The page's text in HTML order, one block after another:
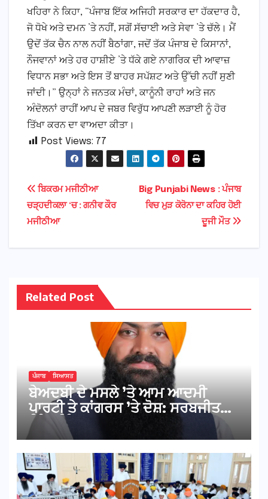
ਖਹਿਰਾ ਨੇ ਕਿਹਾ, “ਪੰਜਾਬ ਇੱਕ ਅਜਿਹੀ ਸਰਕਾਰ ਦਾ ਹੱਕਦਾਰ ਹੈ,
ਜੋ ਧੋਖੇ ਅਤੇ ਦਮਨ ’ਤੇ ਨਹੀਂ, ਸਗੋਂ ਸੱਚਾਈ ਅਤੇ ਸੇਵਾ ’ਤੇ ਚੱਲੇ। ਮੈਂ
ਉਦੋਂ ਤੱਕ ਚੈਨ ਨਾਲ ਨਹੀਂ ਬੈਠਾਂਗਾ, ਜਦੋਂ ਤੱਕ ਪੰਜਾਬ ਦੇ ਕਿਸਾਨਾਂ,
ਨੌਜਵਾਨਾਂ ਅਤੇ ਹਰ ਹਾਸ਼ੀਏ ’ਤੇ ਧੱਕੇ ਗਏ ਨਾਗਰਿਕ ਦੀ ਆਵਾਜ਼
ਵਿਧਾਨ ਸਭਾ ਅਤੇ ਇਸ ਤੋਂ ਬਾਹਰ ਸਪੱਸ਼ਟ ਅਤੇ ਉੱਚੀ ਨਹੀਂ ਸੁਣੀ
ਜਾਂਦੀ।” ਉਨ੍ਹਾਂ ਨੇ ਜਨਤਕ ਮੰਚਾਂ, ਕਾਨੂੰਨੀ ਰਾਹਾਂ ਅਤੇ ਜਨ
ਅੰਦੋਲਨਾਂ ਰਾਹੀਂ ਆਪ ਦੇ ਜਬਰ ਵਿਰੁੱਧ ਆਪਣੀ ਲੜਾਈ ਨੂੰ ਹੋਰ
ਤਿੱਖਾ ਕਰਨ ਦਾ ਵਾਅਦਾ ਕੀਤਾ।
Post Views: 77
Post
navigation
Big Punjabi News : ਪੰਜਾਬ
ਵਿਚ ਮੁੜ ਕੋਰੋਨਾ ਦਾ ਕਹਿਰ ਹੋਈ
ਦੂਜੀ ਮੌਤ
ਬਿਕਰਮ ਮਜੀਠੀਆ
ਚੜ੍ਹਦੀਕਲਾ ‘ਚ : ਗਨੀਵ ਕੌਰ
ਮਜੀਠੀਆ
Related Post
ਪੰਜਾਬ ਸਿਆਸਤ
ਬੇਅਦਬੀ ਦੇ ਮਸਲੇ ’ਤੇ ਆਮ ਆਦਮੀ
ਪਾਰਟੀ ਤੇ ਕਾਂਗਰਸ ’ਤੇ ਦੋਸ਼: ਸਰਬਜੀਤ
ਸਿੰਘ ਝਿੰਜਰ